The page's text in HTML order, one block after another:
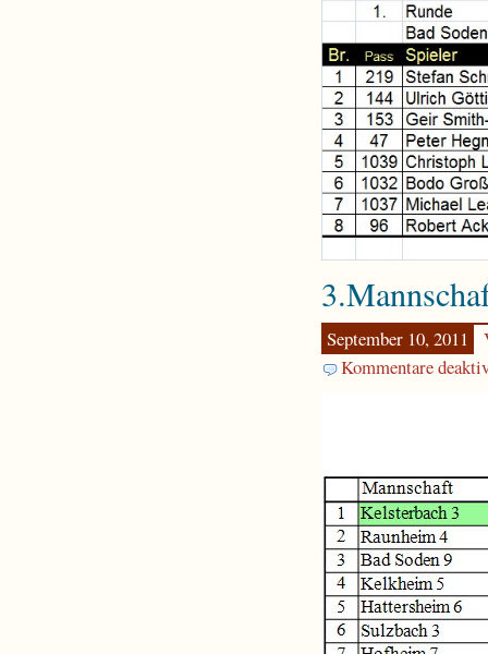
September 10, 2011
Kommentare